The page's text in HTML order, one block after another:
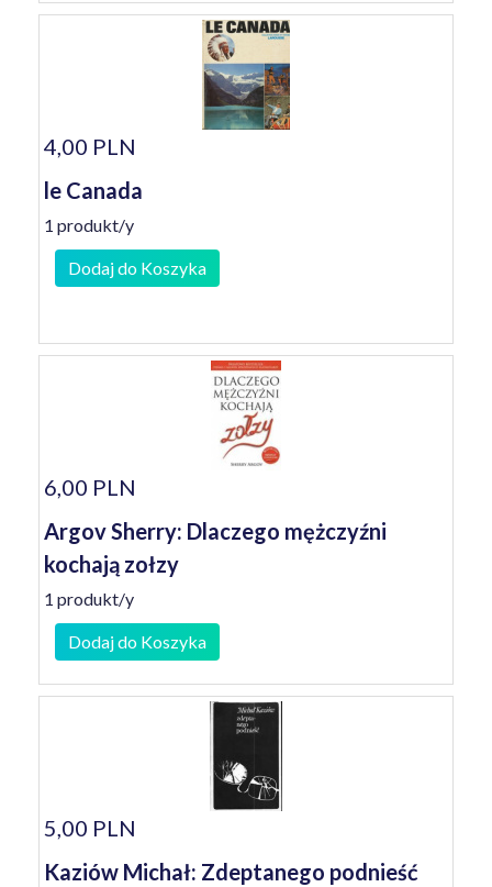
4,00 PLN
le Canada
1 produkt/y
Dodaj do Koszyka
6,00 PLN
Argov Sherry: Dlaczego mężczyźni
kochają zołzy
1 produkt/y
Dodaj do Koszyka
5,00 PLN
Kaziów Michał: Zdeptanego podnieść